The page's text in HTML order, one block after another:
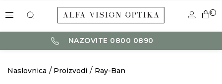
0
NAZOVITE 0800 0890
Naslovnica Proizvodi Ray-Ban